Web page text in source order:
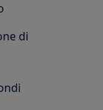
di